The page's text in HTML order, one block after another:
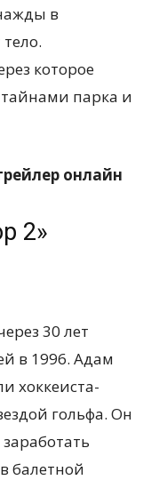
в
которое
тайнами парка и
онлайн
2»
30 лет
в 1996. Адам
хоккеиста-
гольфа. Он
балетной